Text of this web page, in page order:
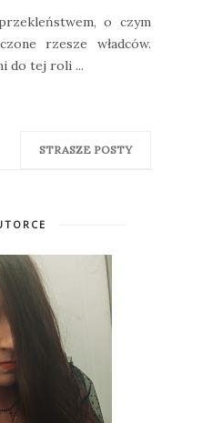
o czym
rzesze władców.
do tej roli ...
STRASZE POSTY